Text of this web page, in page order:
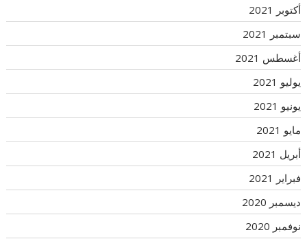
أكتوبر 2021
سبتمبر 2021
أغسطس 2021
يوليو 2021
يونيو 2021
مايو 2021
أبريل 2021
فبراير 2021
ديسمبر 2020
نوفمبر 2020